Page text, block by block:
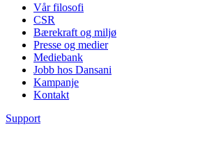
Vår filosofi
CSR
Bærekraft og miljø
Presse og medier
Mediebank
Jobb hos Dansani
Kampanje
Kontakt
Support